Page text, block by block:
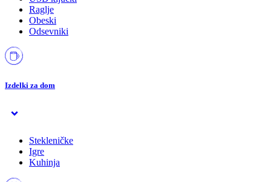
Raglje
Obeski
Odsevniki
Izdelki za dom
Stekleničke
Igre
Kuhinja